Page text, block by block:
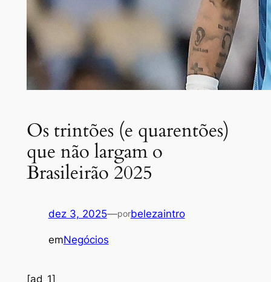
Os trintões (e quarentões)
que não largam o
Brasileirão 2025
dez 3, 2025—porbelezaintro
emNegócios
[ad_1]